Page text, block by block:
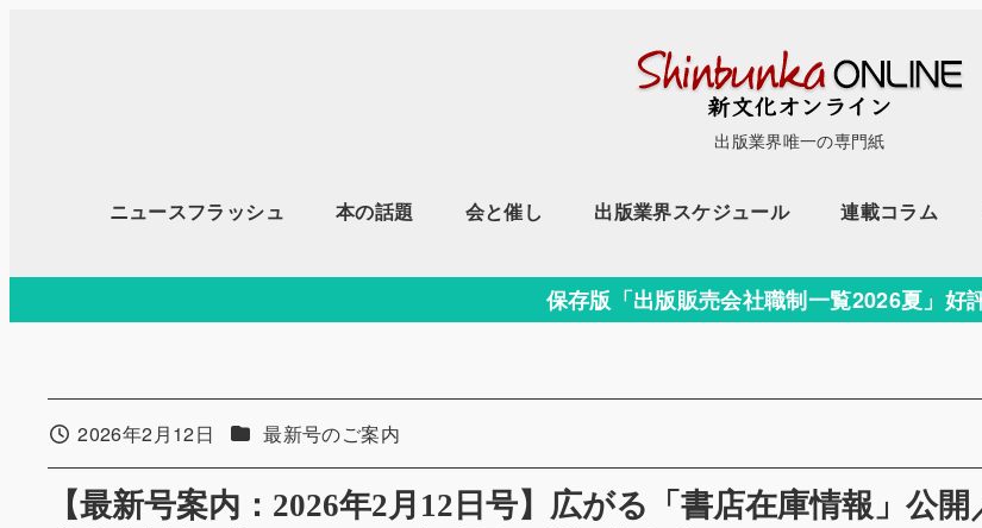
移
出版業界唯一の専門紙
ニュースフラッシュ 本の話題 会と催し 出版業界スケジュール 連載コラム
保存版「出版販売会社職制一覧2026夏」好
【最新号案内：2026年2月12日号】広がる「書店在庫情報」公
投稿日2026年2月12日 カテゴリー
最新号のご案内